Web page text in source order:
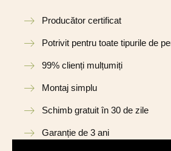
Producător certificat
Potrivit pentru toate tipurile de
99% clienți mulțumiți
Montaj simplu
Schimb gratuit în 30 de zile
Garanție de 3 ani